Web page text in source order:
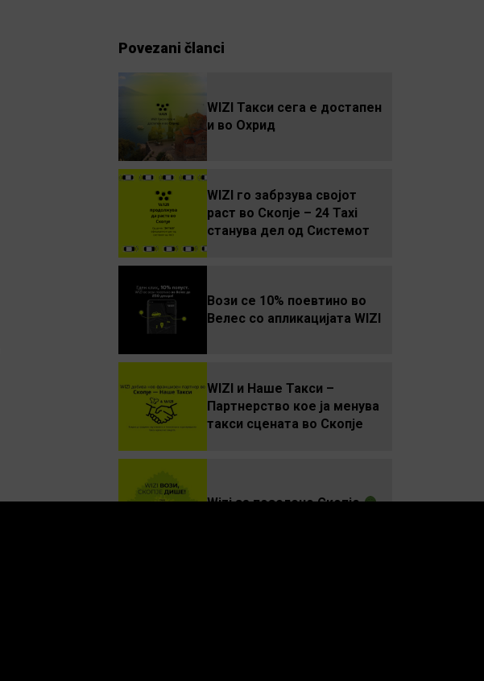
Povezani članci
WIZI Такси сега е достапен
и во Охрид
WIZI го забрзува својот
раст во Скопје – 24 Taxi
станува дел од Системот
Вози се 10% поевтино во
Велес со апликацијата WIZI
WIZI и Наше Такси –
Партнерство кое ја менува
такси сцената во Скопје
Wizi за позелено Скопје